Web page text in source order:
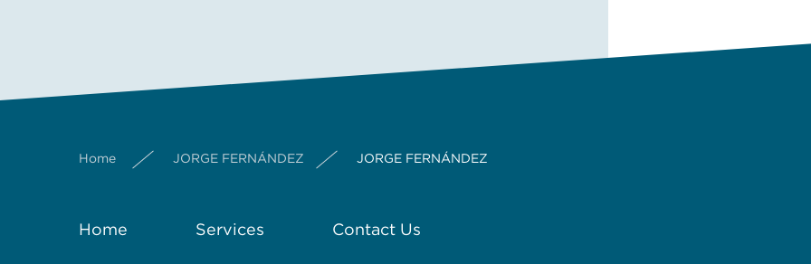
Home JORGE FERNÁNDEZ JORGE FERNÁNDEZ
Home Services Contact Us